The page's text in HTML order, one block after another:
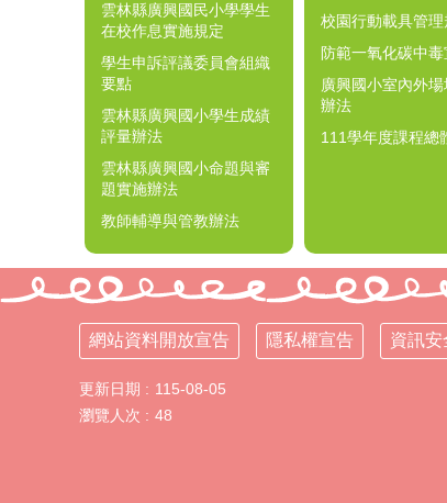
雲林縣廣興國民小學學生
在校作息實施規定
學生申訴評議委員會組織
要點
雲林縣廣興國小學生成績
評量辦法
雲林縣廣興國小命題與審
題實施辦法
教師輔導與管教辦法
校園行動載具管理
防範一氧化碳中
廣興國小室內外場
辦法
111學年度課程總
網站資料開放宣告 隱私權宣告 資訊安
更新日期
115-08-05
瀏覽人次
48